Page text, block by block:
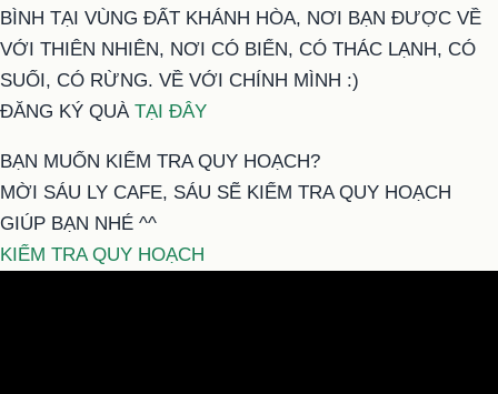
BÌNH TẠI VÙNG ĐẤT KHÁNH HÒA, NƠI BẠN ĐƯỢC VỀ
VỚI THIÊN NHIÊN, NƠI CÓ BIỂN, CÓ THÁC LẠNH, CÓ
SUỐI, CÓ RỪNG. VỀ VỚI CHÍNH MÌNH :)
ĐĂNG KÝ QUÀ TẠI ĐÂY
BẠN MUỐN KIỂM TRA QUY HOẠCH?
MỜI SÁU LY CAFE, SÁU SẼ KIỂM TRA QUY HOẠCH
GIÚP BẠN NHÉ ^^
KIỂM TRA QUY HOẠCH